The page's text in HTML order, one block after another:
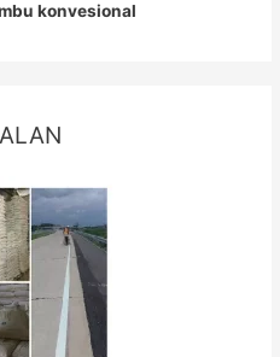
konvesional